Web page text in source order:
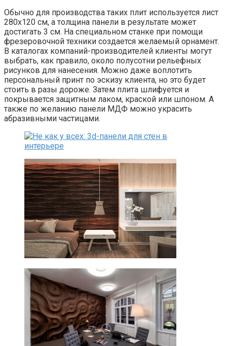
Обычно для производства таких плит используется лист
280х120 см, а толщина панели в результате может
достигать 3 см. На специальном станке при помощи
фрезеровочной техники создается желаемый орнамент.
В каталогах компаний-производителей клиенты могут
выбрать, как правило, около полусотни рельефных
рисунков для нанесения. Можно даже воплотить
персональный принт по эскизу клиента, но это будет
стоить в разы дороже. Затем плита шлифуется и
покрывается защитным лаком, краской или шпоном. А
также по желанию панели МДФ можно украсить
абразивными частицами.